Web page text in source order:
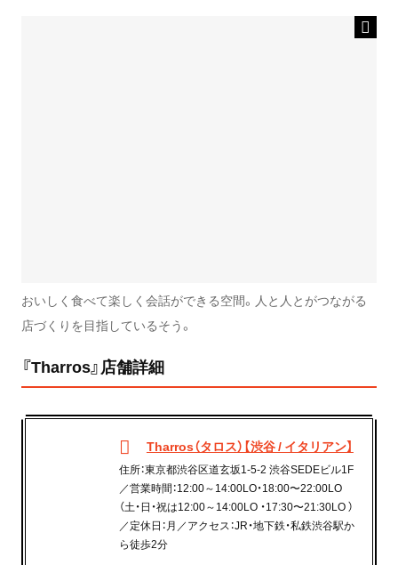
おいしく食べて楽しく会話ができる空間。人と人とがつながる
店づくりを目指しているそう。
『Tharros』店舗詳細
Tharros（タロス）【渋谷 / イタリアン】
住所：東京都渋谷区道玄坂1-5-2 渋谷SEDEビル1F
／営業時間：12:00～14:00LO・18:00〜22:00LO
（土・日・祝は12:00～14:00LO ・17:30〜21:30LO ）
／定休日：月／アクセス：JR・地下鉄・私鉄渋谷駅か
ら徒歩2分